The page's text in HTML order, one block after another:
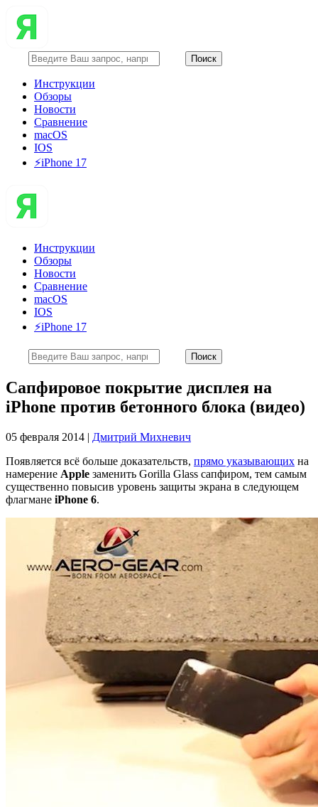
Инструкции
Обзоры
Новости
Сравнение
macOS
IOS
⚡️iPhone 17
Инструкции
Обзоры
Новости
Сравнение
macOS
IOS
⚡️iPhone 17
Сапфировое покрытие дисплея на
iPhone против бетонного блока (видео)
05 февраля 2014 | Дмитрий Михневич
Появляется всё больше доказательств, прямо указывающих на
намерение Apple заменить Gorilla Glass сапфиром, тем самым
существенно повысив уровень защиты экрана в следующем
флагмане iPhone 6.